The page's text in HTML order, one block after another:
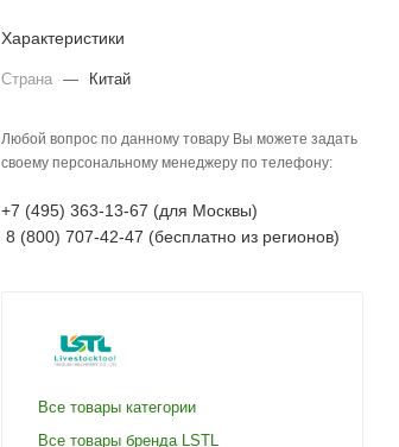
Характеристики
Страна — Китай
Любой вопрос по данному товару Вы можете задать
своему персональному менеджеру по телефону:
+7 (495) 363-13-67 (для Москвы)
8 (800) 707-42-47 (бесплатно из регионов)
Все товары категории
Все товары бренда LSTL